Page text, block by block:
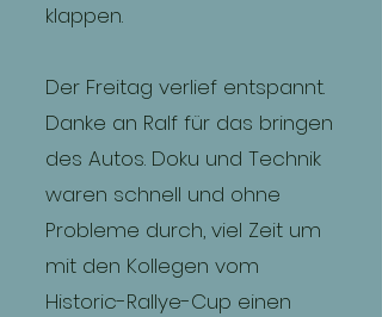
klappen.
Der Freitag verlief entspannt.
Danke an Ralf für das bringen
des Autos. Doku und Technik
waren schnell und ohne
Probleme durch, viel Zeit um
mit den Kollegen vom
Historic-Rallye-Cup einen